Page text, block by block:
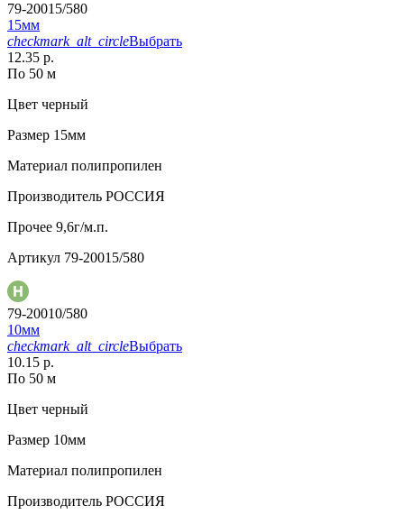
79-20015/580
15мм
checkmark_alt_circleВыбрать
12.35 р.
По 50 м
Цвет черный
Размер 15мм
Материал полипропилен
Производитель РОССИЯ
Прочее 9,6г/м.п.
Артикул 79-20015/580
79-20010/580
10мм
checkmark_alt_circleВыбрать
10.15 р.
По 50 м
Цвет черный
Размер 10мм
Материал полипропилен
Производитель РОССИЯ